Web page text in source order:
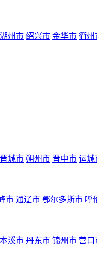
湖州市 绍兴市 金华市 衢州
晋城市 朔州市 晋中市 运城
市 通辽市 鄂尔多斯市 呼
本溪市 丹东市 锦州市 营口